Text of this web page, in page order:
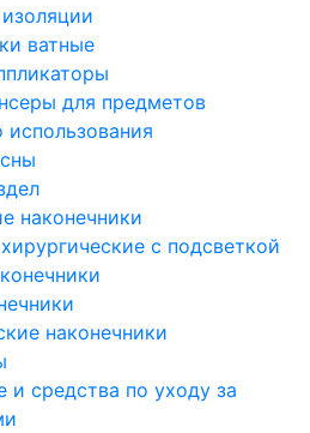
ватные
для предметов
использования
наконечники
с подсветкой
наконечники
и средства по уходу за